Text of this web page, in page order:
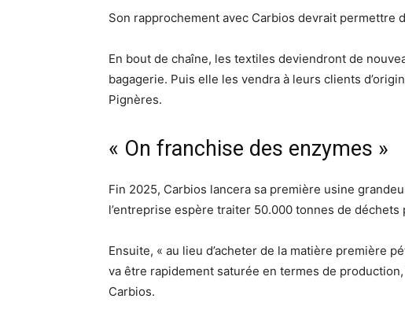
Son rapprochement avec Carbios devrait permettre
En bout de chaîne, les textiles deviendront de
bagagerie. Puis elle les vendra à leurs clients
Pignères.
« On franchise des enzymes »
Fin 2025, Carbios lancera sa première usine
l’entreprise espère traiter 50.000 tonnes de déchets
Ensuite, « au lieu d’acheter de la matière première
va être rapidement saturée en termes de
Carbios.